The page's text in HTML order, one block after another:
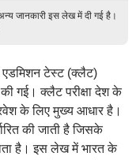
जानकारी इस लेख में दी गई है।
एडमिशन टेस्ट (क्लैट)
गई। क्लैट परीक्षा देश के
प्रवेश के लिए मुख्य आधार है।
की जाती है जिसके
है। इस लेख में भारत के